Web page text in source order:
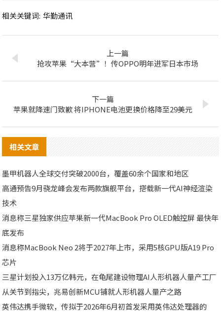
相关关键词: 华勤通讯
上一篇
抢攻苹果“大本营”！传OPPO明年进军日本市场
下一篇
苹果就降速门致歉 将IPHONE电池更换价格降至29美元
相关文章
墨甲机器人全球交付突破2000台，覆盖60余个国家和地区
高通预告9月骁龙峰会发布两款旗舰平台，搭载新一代AI神经渲染
技术
消息称三星独家供应苹果新一代MacBook Pro OLED触控屏 最快年
底发布
消息称MacBook Neo 2将于2027年上市，采用5核GPU版A19 Pro
芯片
三星计划投入13万亿韩元，在龟尾建设物理AI人形机器人量产工厂
从关节到指尖，兆易创新MCU铺就人形机器人量产之路
英伟达携手微软，传拟于2026年6月初首发采用英伟达处理器的